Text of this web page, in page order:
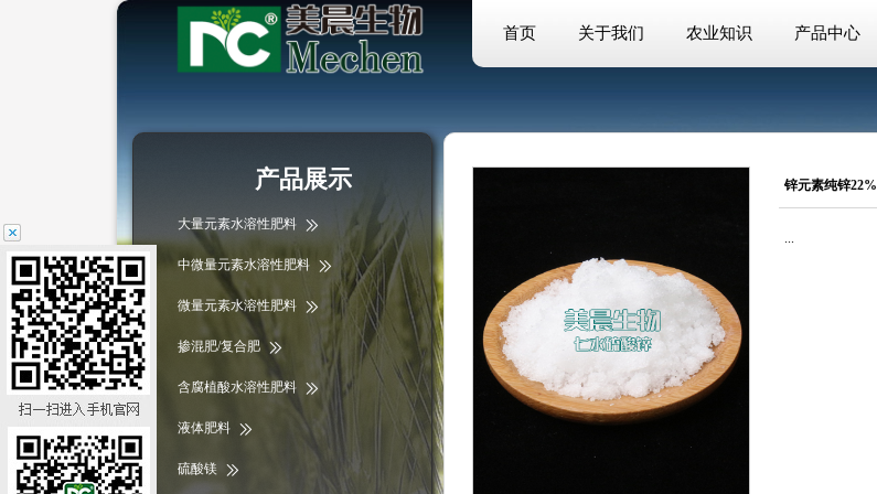
首页 关于我们 农业知识 产品中心
产品展示
大量元素水溶性肥料
中微量元素水溶性肥料
微量元素水溶性肥料
掺混肥/复合肥
含腐植酸水溶性肥料
液体肥料
硫酸镁
锌元素纯锌22%
...